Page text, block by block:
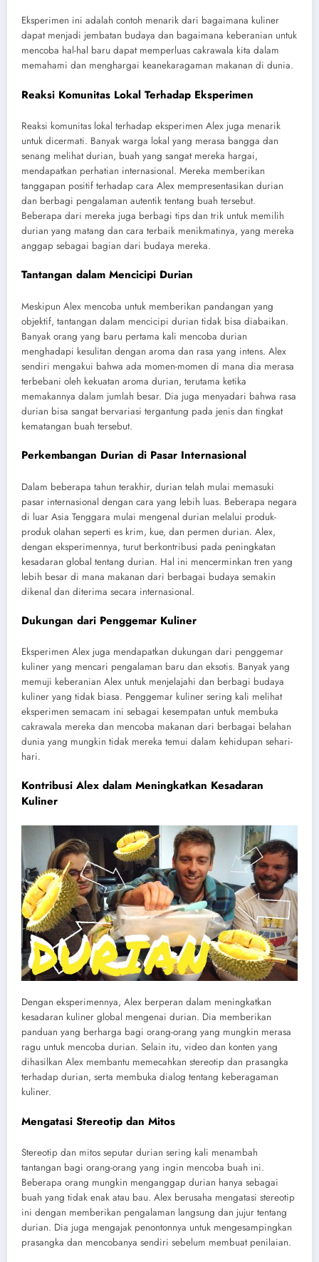
Eksperimen ini adalah contoh menarik dari bagaimana kuliner
dapat menjadi jembatan budaya dan bagaimana keberanian untuk
mencoba hal-hal baru dapat memperluas cakrawala kita dalam
memahami dan menghargai keanekaragaman makanan di dunia.
Reaksi Komunitas Lokal Terhadap Eksperimen
Reaksi komunitas lokal terhadap eksperimen Alex juga menarik
untuk dicermati. Banyak warga lokal yang merasa bangga dan
senang melihat durian, buah yang sangat mereka hargai,
mendapatkan perhatian internasional. Mereka memberikan
tanggapan positif terhadap cara Alex mempresentasikan durian
dan berbagi pengalaman autentik tentang buah tersebut.
Beberapa dari mereka juga berbagi tips dan trik untuk memilih
durian yang matang dan cara terbaik menikmatinya, yang mereka
anggap sebagai bagian dari budaya mereka.
Tantangan dalam Mencicipi Durian
Meskipun Alex mencoba untuk memberikan pandangan yang
objektif, tantangan dalam mencicipi durian tidak bisa diabaikan.
Banyak orang yang baru pertama kali mencoba durian
menghadapi kesulitan dengan aroma dan rasa yang intens. Alex
sendiri mengakui bahwa ada momen-momen di mana dia merasa
terbebani oleh kekuatan aroma durian, terutama ketika
memakannya dalam jumlah besar. Dia juga menyadari bahwa rasa
durian bisa sangat bervariasi tergantung pada jenis dan tingkat
kematangan buah tersebut.
Perkembangan Durian di Pasar Internasional
Dalam beberapa tahun terakhir, durian telah mulai memasuki
pasar internasional dengan cara yang lebih luas. Beberapa negara
di luar Asia Tenggara mulai mengenal durian melalui produk-
produk olahan seperti es krim, kue, dan permen durian. Alex,
dengan eksperimennya, turut berkontribusi pada peningkatan
kesadaran global tentang durian. Hal ini mencerminkan tren yang
lebih besar di mana makanan dari berbagai budaya semakin
dikenal dan diterima secara internasional.
Dukungan dari Penggemar Kuliner
Eksperimen Alex juga mendapatkan dukungan dari penggemar
kuliner yang mencari pengalaman baru dan eksotis. Banyak yang
memuji keberanian Alex untuk menjelajahi dan berbagi budaya
kuliner yang tidak biasa. Penggemar kuliner sering kali melihat
eksperimen semacam ini sebagai kesempatan untuk membuka
cakrawala mereka dan mencoba makanan dari berbagai belahan
dunia yang mungkin tidak mereka temui dalam kehidupan sehari-
hari.
Kontribusi Alex dalam Meningkatkan Kesadaran
Kuliner
Dengan eksperimennya, Alex berperan dalam meningkatkan
kesadaran kuliner global mengenai durian. Dia memberikan
panduan yang berharga bagi orang-orang yang mungkin merasa
ragu untuk mencoba durian. Selain itu, video dan konten yang
dihasilkan Alex membantu memecahkan stereotip dan prasangka
terhadap durian, serta membuka dialog tentang keberagaman
kuliner.
Mengatasi Stereotip dan Mitos
Stereotip dan mitos seputar durian sering kali menambah
tantangan bagi orang-orang yang ingin mencoba buah ini.
Beberapa orang mungkin menganggap durian hanya sebagai
buah yang tidak enak atau bau. Alex berusaha mengatasi stereotip
ini dengan memberikan pengalaman langsung dan jujur tentang
durian. Dia juga mengajak penontonnya untuk mengesampingkan
prasangka dan mencobanya sendiri sebelum membuat penilaian.